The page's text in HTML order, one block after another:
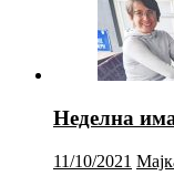
Неделна
11/10/2021